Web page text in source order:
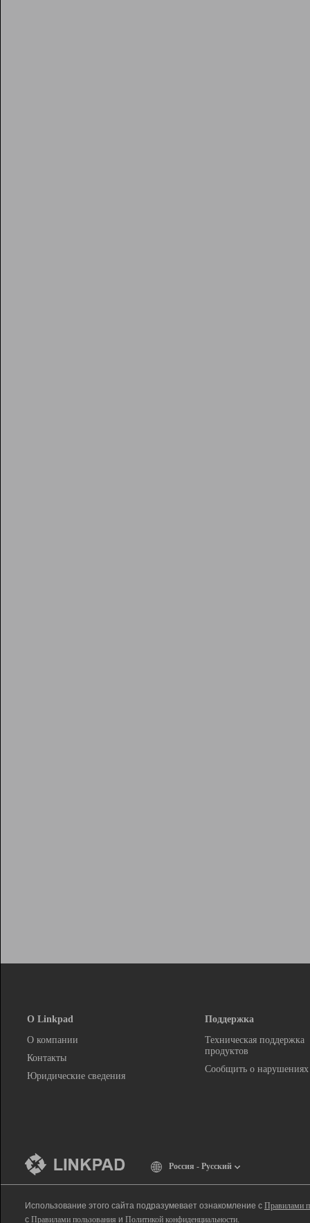
О Linkpad
О компании
Контакты
Юридические сведения
Поддержка
Техническая поддержка
продуктов
Сообщить о нарушениях
Россия - Русский
Использование этого сайта подразумевает ознакомление с Правилами
с Правилами пользования и Политикой конфиденциальности.